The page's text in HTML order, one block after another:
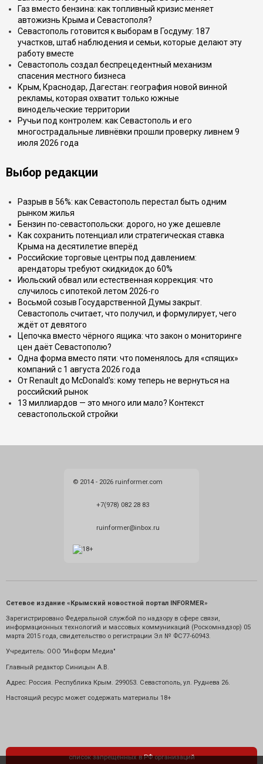
Газ вместо бензина: как топливный кризис меняет
автожизнь Крыма и Севастополя?
Севастополь готовится к выборам в Госдуму: 187
участков, штаб наблюдения и семьи, которые делают эту
работу вместе
Севастополь создал беспрецедентный механизм
спасения местного бизнеса
Крым, Краснодар, Дагестан: география новой винной
рекламы, которая охватит только южные
винодельческие территории
Ручьи под контролем: как Севастополь и его
многострадальные ливнёвки прошли проверку ливнем 9
июля 2026 года
Выбор редакции
Разрыв в 56%: как Севастополь перестал быть одним
рынком жилья
Бензин по-севастопольски: дорого, но уже дешевле
Как сохранить потенциал или стратегическая ставка
Крыма на десятилетие вперёд
Российские торговые центры под давлением:
арендаторы требуют скидкидок до 60%
Июльский обвал или естественная коррекция: что
случилось с ипотекой летом 2026-го
Восьмой созыв Государственной Думы закрыт.
Севастополь считает, что получил, и формулирует, чего
ждёт от девятого
Цепочка вместо чёрного ящика: что закон о мониторинге
цен даёт Севастополю?
Одна форма вместо пяти: что поменялось для «спящих»
компаний с 1 августа 2026 года
От Renault до McDonald's: кому теперь не вернуться на
российский рынок
13 миллиардов — это много или мало? Контекст
севастопольской стройки
© 2014 - 2026 ruinformer.com
+7(978) 082 28 83
ruinformer@inbox.ru
Сетевое издание «Крымский новостной портал INFORMER»
Зарегистрировано Федеральной службой по надзору в сфере связи,
информационных технологий и массовых коммуникаций (Роскомнадзор) 05
марта 2015 года, свидетельство о регистрации Эл № ФС77-60943.
Учредитель: ООО "Информ Медиа"
Главный редактор Синицын А.В.
Адрес: Россия. Республика Крым. 299053. Севастополь, ул. Руднева 26.
Настоящий ресурс может содержать материалы 18+
список запрещенных в РФ организаций